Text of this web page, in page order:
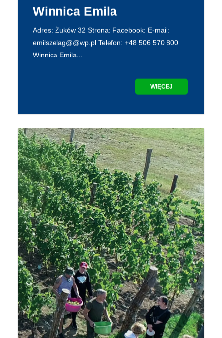
Winnica Emila
Adres: Żuków 32 Strona: Facebook: E-mail:
emilszelag@@wp.pl Telefon: +48 506 570 800
Winnica Emila...
WIĘCEJ